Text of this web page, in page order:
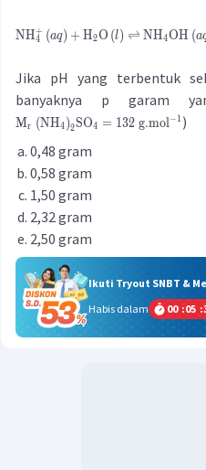
NH4
+ (aq) + H2O (l) ⇌ NH4OH (a
Jika pH yang terbentuk
banyaknya p garam
Mr (NH4)2SO4 = 132 g.mol−1 )
0,48 gram
0,58 gram
1,50 gram
2,32 gram
2,50 gram
Ikuti Tryout SNBT &
Habis dalam
00 :05 :